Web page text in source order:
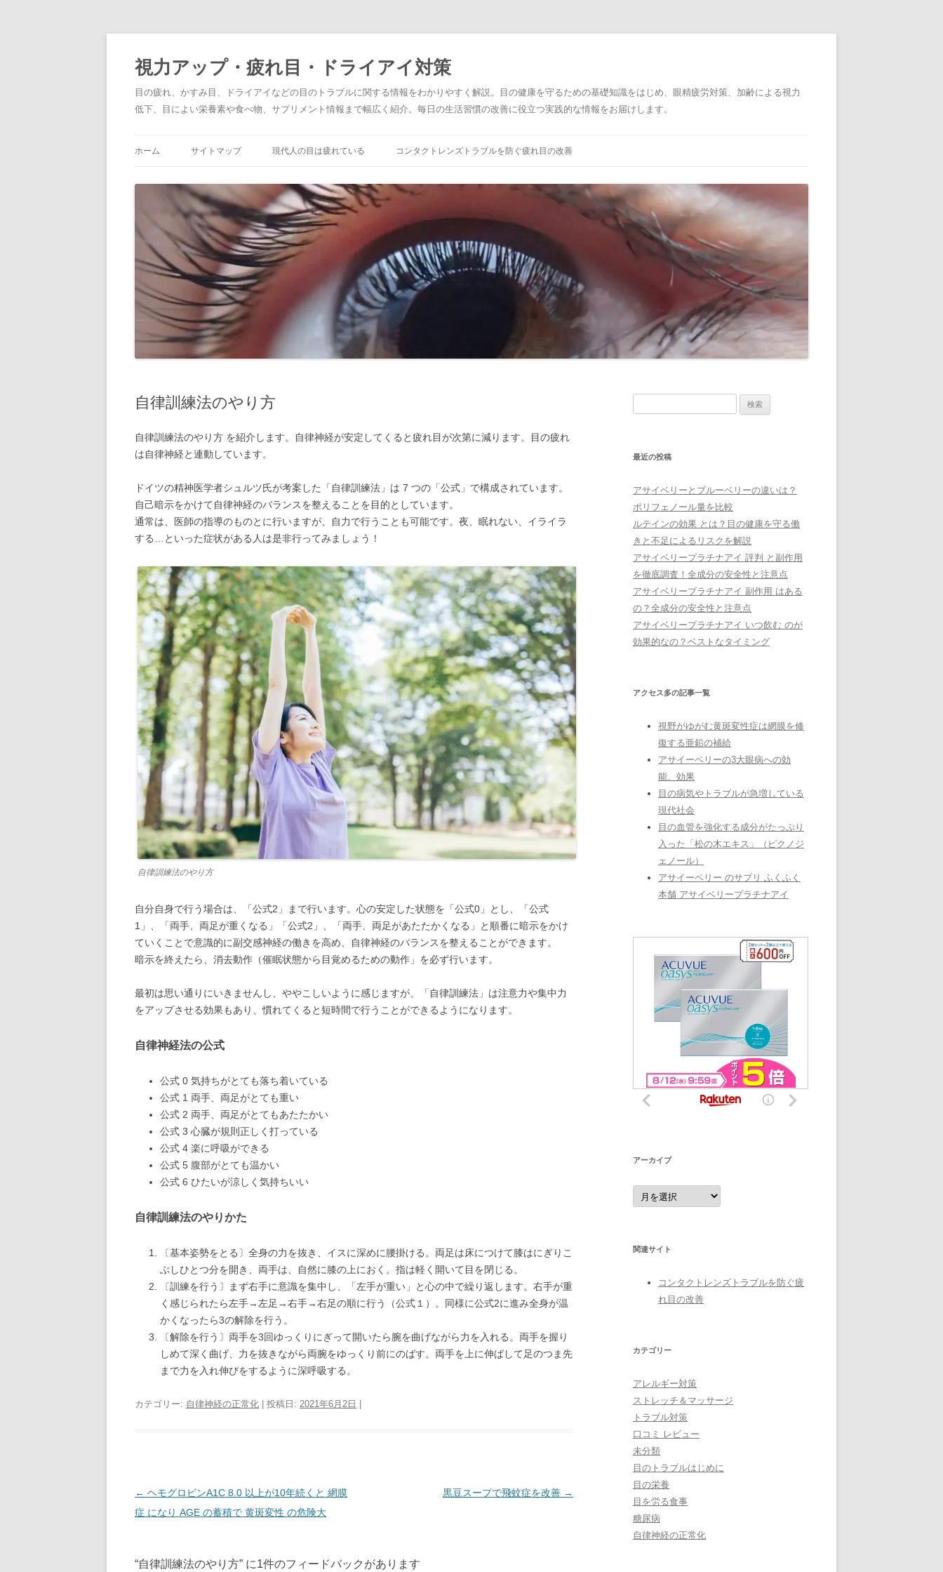
テ
ン
ツ
へ
ス
キ
ッ
視力アップ・疲れ目・ドライアイ対策
目の疲れ、かすみ目、ドライアイなどの目のトラブルに関する情報をわかりやすく解説。目の健康を守るための基礎知識をはじめ、眼精疲労対策、加齢による視力
低下、目によい栄養素や食べ物、サプリメント情報まで幅広く紹介。毎日の生活習慣の改善に役立つ実践的な情報をお届けします。
ホーム サイトマップ 現代人の目は疲れている コンタクトレンズトラブルを防ぐ疲れ目の改善
自律訓練法のやり方
自律訓練法のやり方 を紹介します。自律神経が安定してくると疲れ目が次第に減ります。目の疲れ
は自律神経と連動しています。
ドイツの精神医学者シュルツ氏が考案した「自律訓練法」は 7 つの「公式」で構成されています。
自己暗示をかけて自律神経のバランスを整えることを目的としています。
通常は、医師の指導のものとに行いますが、自力で行うことも可能です。夜、眠れない、イライラ
する…といった症状がある人は是非行ってみましょう！
自律訓練法のやり方
自分自身で行う場合は、「公式2」まで行います。心の安定した状態を「公式0」とし、「公式
1」、「両手、両足が重くなる」「公式2」、「両手、両足があたたかくなる」と順番に暗示をかけ
ていくことで意識的に副交感神経の働きを高め、自律神経のバランスを整えることができます。
暗示を終えたら、消去動作（催眠状態から目覚めるための動作」を必ず行います。
最初は思い通りにいきませんし、ややこしいように感じますが、「自律訓練法」は注意力や集中力
をアップさせる効果もあり、慣れてくると短時間で行うことができるようになります。
自律神経法の公式
公式 0 気持ちがとても落ち着いている
公式 1 両手、両足がとても重い
公式 2 両手、両足がとてもあたたかい
公式 3 心臓が規則正しく打っている
公式 4 楽に呼吸ができる
公式 5 腹部がとても温かい
公式 6 ひたいが涼しく気持ちいい
自律訓練法のやりかた
〔基本姿勢をとる〕全身の力を抜き、イスに深めに腰掛ける。両足は床につけて膝はにぎりこ
ぶしひとつ分を開き、両手は、自然に膝の上におく。指は軽く開いて目を閉じる。
〔訓練を行う〕まず右手に意識を集中し、「左手が重い」と心の中で繰り返します。右手が重
く感じられたら左手→左足→右手→右足の順に行う（公式１）。同様に公式2に進み全身が温
かくなったら3の解除を行う。
〔解除を行う〕両手を3回ゆっくりにぎって開いたら腕を曲げながら力を入れる。両手を握り
しめて深く曲げ、力を抜きながら両腕をゆっくり前にのばす。両手を上に伸ばして足のつま先
まで力を入れ伸びをするように深呼吸する。
カテゴリー: 自律神経の正常化 | 投稿日: 2021年6月2日
投
稿
← ヘモグロビンA1C 8.0 以上が10年続くと 網膜
症 になり AGE の蓄積で 黄斑変性 の危険大
黒豆スープで飛蚊症を改善 →
“自律訓練法のやり方” に1件のフィードバックがあります
最近の投稿
アサイベリーとブルーベリーの違いは？
ポリフェノール量を比較
ルテインの効果 とは？目の健康を守る働
きと不足によるリスクを解説
アサイベリープラチナアイ 評判 と副作用
を徹底調査！全成分の安全性と注意点
アサイベリープラチナアイ 副作用 はある
の？全成分の安全性と注意点
アサイベリープラチナアイ いつ飲む のが
効果的なの？ベストなタイミング
アクセス多の記事一覧
視野がゆがむ黄斑変性症は網膜を修
復する亜鉛の補給
アサイーベリーの3大眼病への効
能、効果
目の病気やトラブルが急増している
現代社会
目の血管を強化する成分がたっぷり
入った「松の木エキス」（ピクノジ
ェノール）
アサイーベリー のサプリ ふくふく
本舗 アサイベリープラチナアイ
アーカイブ
ア
ー
カ
関連サイト
コンタクトレンズトラブルを防ぐ疲
れ目の改善
カテゴリー
アレルギー対策
ストレッチ＆マッサージ
トラブル対策
口コミ レビュー
未分類
目のトラブルはじめに
目の栄養
目を労る食事
糖尿病
自律神経の正常化